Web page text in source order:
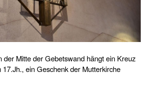
der Mitte der Gebetswand hängt ein Kreuz
ein Geschenk der Mutterkirche